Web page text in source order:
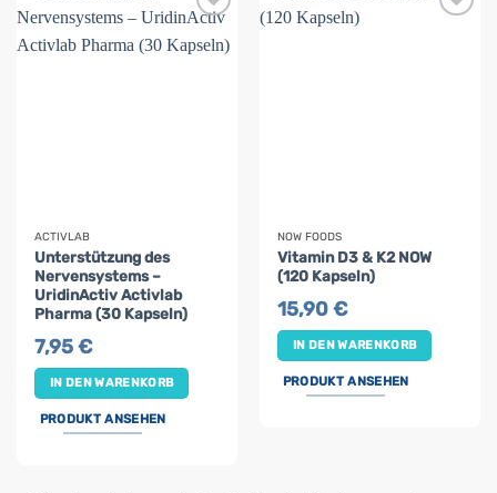
ACTIVLAB
Unterstützung des
Nervensystems –
UridinActiv Activlab
Pharma (30 Kapseln)
7,95€
IN DEN WARENKORB
PRODUKT ANSEHEN
NOW FOODS
Vitamin D3 & K2 NOW
(120 Kapseln)
15,90€
IN DEN WARENKORB
PRODUKT ANSEHEN